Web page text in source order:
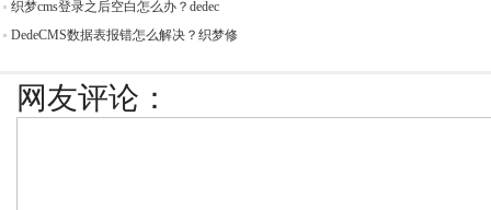
织梦cms登录之后空白怎么办？dedec
DedeCMS数据表报错怎么解决？织梦修
网友评论：